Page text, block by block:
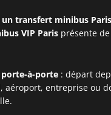
transfert minibus
VIP Paris présente
porte-à-porte : départ
aéroport, entreprise ou